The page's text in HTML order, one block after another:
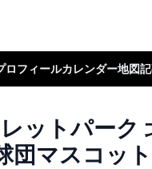
ロフィールカレンダー地図
レットパーク
団マスコッ